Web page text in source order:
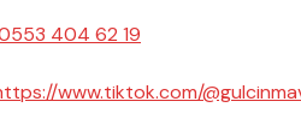
404 62 19
www.tiktok.com/